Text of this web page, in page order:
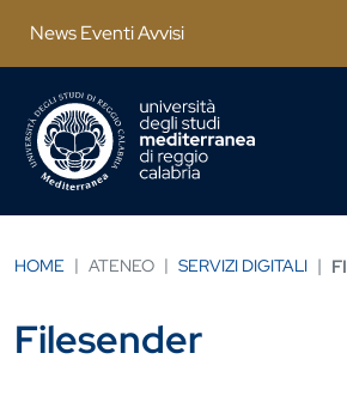
News Eventi Avvisi
HOME ATENEO SERVIZI DIGITALI
Filesender